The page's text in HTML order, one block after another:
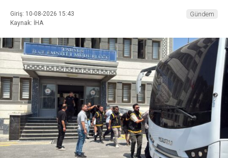
Giriş: 10-08-2026 15:43
Kaynak: İHA
Gündem